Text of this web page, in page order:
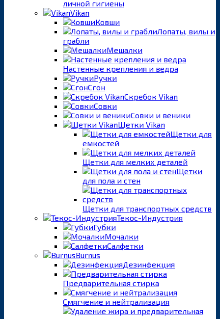
личной гигиены
Vikan
Ковши
Лопаты, вилы и
грабли
Мешалки
Настенные крепления и ведра
Ручки
Сгон
Скребок Vikan
Совки
Совки и веники
Щетки Vikan
Щетки для
емкостей
Щетки для мелких деталей
Щетки
для пола и стен
Щетки для транспортных средств
Текос-Индустрия
Губки
Мочалки
Салфетки
Burnus
Дезинфекция
Предварительная стирка
Смягчение и нейтрализация